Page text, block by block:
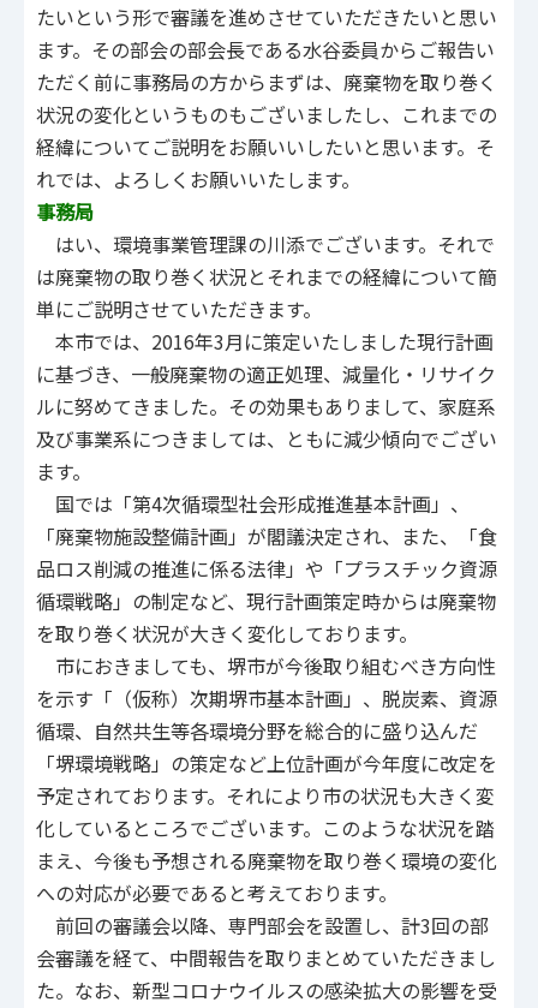
たいという形で審議を進めさせていただきたいと思い
ます。その部会の部会長である水谷委員からご報告い
ただく前に事務局の方からまずは、廃棄物を取り巻く
状況の変化というものもございましたし、これまでの
経緯についてご説明をお願いいしたいと思います。そ
れでは、よろしくお願いいたします。
事務局
はい、環境事業管理課の川添でございます。それで
は廃棄物の取り巻く状況とそれまでの経緯について簡
単にご説明させていただきます。
本市では、2016年3月に策定いたしました現行計画
に基づき、一般廃棄物の適正処理、減量化・リサイク
ルに努めてきました。その効果もありまして、家庭系
及び事業系につきましては、ともに減少傾向でござい
ます。
国では「第4次循環型社会形成推進基本計画」、
「廃棄物施設整備計画」が閣議決定され、また、「食
品ロス削減の推進に係る法律」や「プラスチック資源
循環戦略」の制定など、現行計画策定時からは廃棄物
を取り巻く状況が大きく変化しております。
市におきましても、堺市が今後取り組むべき方向性
を示す「（仮称）次期堺市基本計画」、脱炭素、資源
循環、自然共生等各環境分野を総合的に盛り込んだ
「堺環境戦略」の策定など上位計画が今年度に改定を
予定されております。それにより市の状況も大きく変
化しているところでございます。このような状況を踏
まえ、今後も予想される廃棄物を取り巻く環境の変化
への対応が必要であると考えております。
前回の審議会以降、専門部会を設置し、計3回の部
会審議を経て、中間報告を取りまとめていただきまし
た。なお、新型コロナウイルスの感染拡大の影響を受